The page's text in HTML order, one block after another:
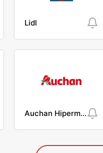
Lidl
Auchan Hipermarket